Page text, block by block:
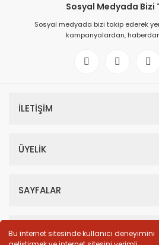
Bu internet sitesinde kullanıcı deneyimini
Sosyal Medyada Bizi
Sosyal medyada bizi takip ederek
kampanyalardan,
İLETİŞİM
ÜYELİK
SAYFALAR
HESABIM